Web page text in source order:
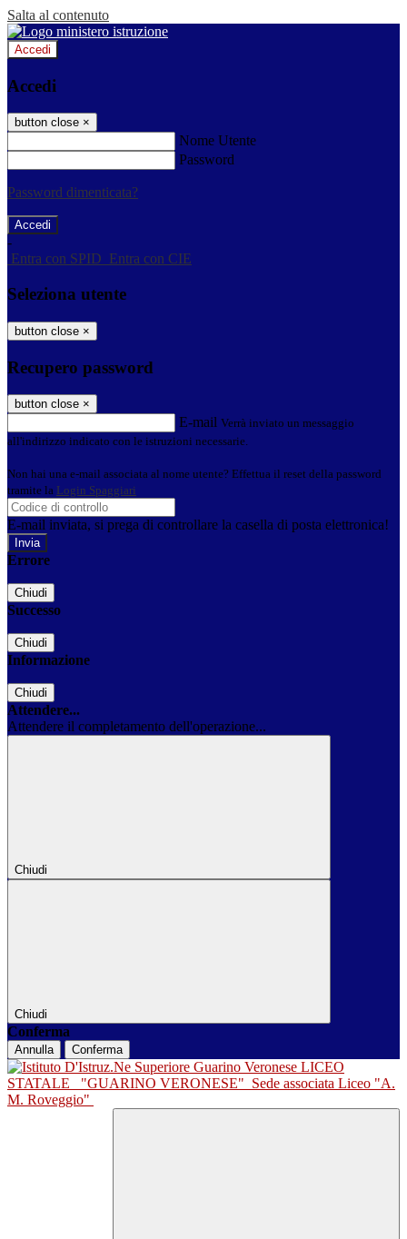
Salta al contenuto
Accedi
Accedi
button close ×
Nome Utente
Password
Password dimenticata?
-
Entra con SPID Entra con CIE
Seleziona utente
button close ×
Recupero password
button close ×
E-mail Verrà inviato un messaggio
all'indirizzo indicato con le istruzioni necessarie.
Non hai una e-mail associata al nome utente? Effettua il reset della password
tramite la Login Spaggiari
E-mail inviata, si prega di controllare la casella di posta elettronica!
Errore
Chiudi
Successo
Chiudi
Informazione
Chiudi
Attendere...
Attendere il completamento dell'operazione...
Chiudi
Chiudi
Conferma
Annulla Conferma
LICEO
STATALE
"GUARINO VERONESE" Sede associata Liceo "A.
M. Roveggio"